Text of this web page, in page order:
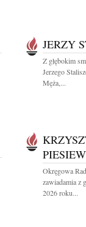
JERZY
Z głębokim
Jerzego
Męża,...
Okręgowa
zawiadamia z
2026 roku...